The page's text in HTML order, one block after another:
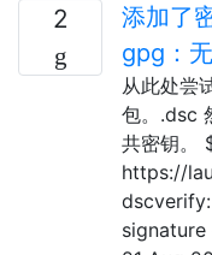
2
添加了
gpg：
从此处尝
包。.dsc
共密钥。
https://